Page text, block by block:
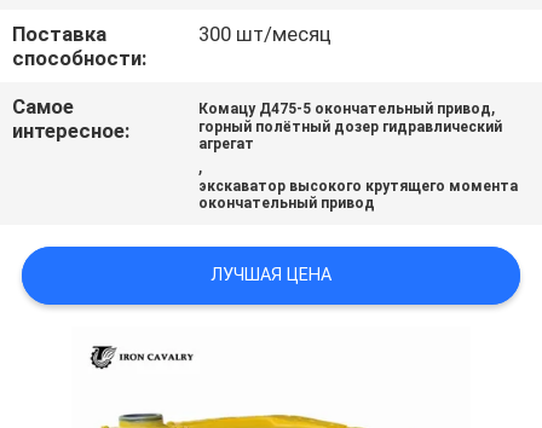
ВСЕ
СЛУЧАИ
ОТПРАВИТЬ
SITEMAP
ПОЛИТИКА
УЕДИНЕНИЯ
Поставка
способности:
300 шт/месяц
Самое
интересное:
Комацу Д475-5 окончательный привод,
горный полётный дозер гидравлический
агрегат
,
экскаватор высокого крутящего момента
окончательный привод
ЛУЧШАЯ ЦЕНА